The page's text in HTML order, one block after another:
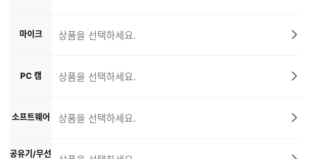
마이크 상품을 선택하세요.
PC 캠 상품을 선택하세요.
소프트웨어 상품을 선택하세요.
공유기/무선